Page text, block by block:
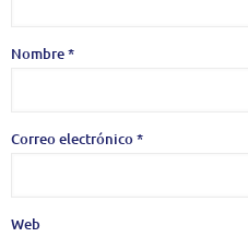
Nombre*
Correo electrónico*
Web